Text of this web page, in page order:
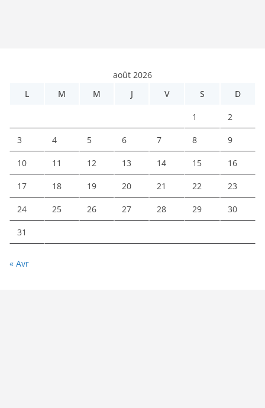
août 2026
L
M M J V S D
1 2
3 4 5 6 7 8 9
10 11 12 13 14 15 16
17 18 19 20 21 22 23
24 25 26 27 28 29 30
31
« Avr